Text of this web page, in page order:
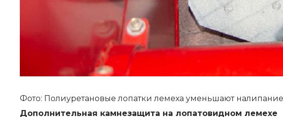
Фото: Полиуретановые лопатки лемеха уменьшают
Дополнительная камнезащита на лопатовидном лемехе